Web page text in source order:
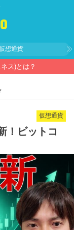
想通貨
ス)とは？
仮想通貨
！ビットコ